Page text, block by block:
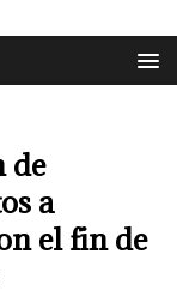
de
a
el fin de